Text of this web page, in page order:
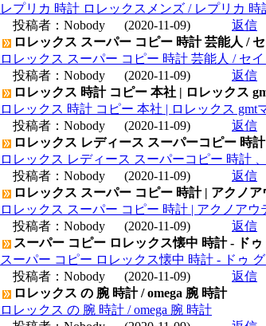
レプリカ 時計 ロレックスメンズ / レプリカ 時
投稿者： Nobody (2020-11-09)
返信
ロレックス スーパー コピー 時計 芸能人 /
ロレックス スーパー コピー 時計 芸能人 / セ
投稿者： Nobody (2020-11-09)
返信
ロレックス 時計 コピー 本社 | ロレックス
ロレックス 時計 コピー 本社 | ロレックス gmt
投稿者： Nobody (2020-11-09)
返信
ロレックス レディース スーパーコピー 時
ロレックス レディース スーパーコピー 時計
投稿者： Nobody (2020-11-09)
返信
ロレックス スーパー コピー 時計 | アクノ
ロレックス スーパー コピー 時計 | アクノア
投稿者： Nobody (2020-11-09)
返信
スーパー コピー ロレックス懐中 時計 - ド
スーパー コピー ロレックス懐中 時計 - ドゥ
投稿者： Nobody (2020-11-09)
返信
ロレックス の 腕 時計 / omega 腕 時計
ロレックス の 腕 時計 / omega 腕 時計